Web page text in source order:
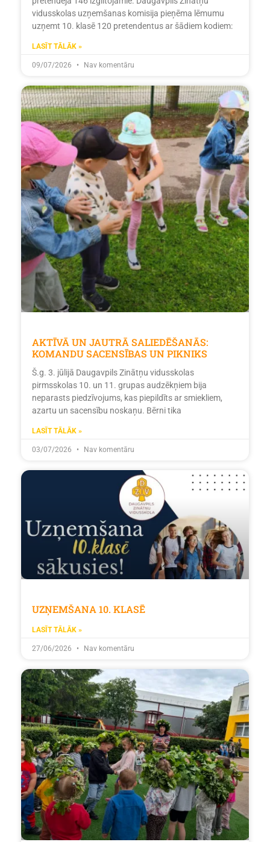
vidusskolas uzņemšanas komisija pieņēma lēmumu
uzņemt 10. klasē 120 pretendentus ar šādiem kodiem:
LASĪT TĀLĀK »
09/07/2026 Nav komentāru
AKTĪVĀ UN JAUTRĀ SALIEDĒŠANĀS:
KOMANDU SACENSĪBAS UN PIKNIKS
Š.g. 3. jūlijā Daugavpils Zinātņu vidusskolas
pirmsskolas 10. un 11. grupas audzēkņiem bija
neparasts piedzīvojums, kas piepildīts ar smiekliem,
azartu un sacensību noskaņu. Bērni tika
LASĪT TĀLĀK »
03/07/2026 Nav komentāru
UZŅEMŠANA 10. KLASĒ
LASĪT TĀLĀK »
27/06/2026 Nav komentāru